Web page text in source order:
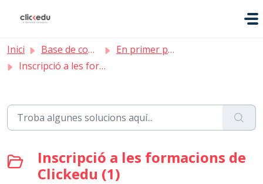
Inici Base de coneixement
En primer pla
Inscripció a les formacions de Clickedu
Inscripció a les formacions de
Clickedu (1)